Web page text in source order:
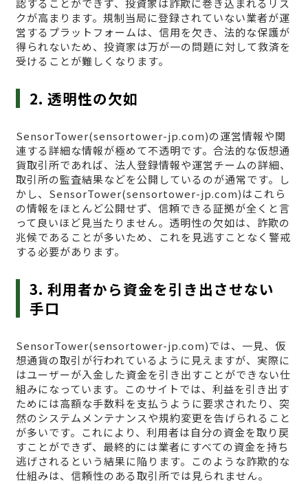
認することができず、投資家は詐欺に巻き込まれるリス
クが高まります。規制当局に登録されていない業者が運
営するプラットフォームは、信用を欠き、法的な保護が
得られないため、投資家は万が一の問題に対して救済を
受けることが難しくなります。
2. 透明性の欠如
SensorTower(sensortower-jp.com)の運営情報や関
連する詳細な情報が極めて不透明です。合法的な仮想通
貨取引所であれば、法人登録情報や運営チームの詳細、
取引所の監査結果などを公開しているのが通常です。し
かし、SensorTower(sensortower-jp.com)はこれら
の情報をほとんど公開せず、信頼できる証拠が全くと言
って良いほど見当たりません。透明性の欠如は、詐欺の
兆候であることが多いため、これを見逃すことなく警戒
する必要があります。
3. 利用者から資金を引き出させない
手口
SensorTower(sensortower-jp.com)では、一見、仮
想通貨の取引が行われているように見えますが、実際に
はユーザーが入金した資金を引き出すことができない仕
組みになっています。このサイトでは、利益を引き出す
ためには高額な手数料を支払うように要求されたり、突
然のシステムメンテナンスや規約変更を告げられること
が多いです。これにより、利用者は自分の資金を取り戻
すことができず、最終的には業者にすべての資金を持ち
逃げされるという結果に陥ります。このような詐欺的な
仕組みは、信頼性のある取引所では見られません。